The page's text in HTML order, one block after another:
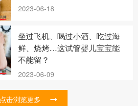
2023-06-18
坐过飞机、喝过小酒、吃过海
鲜、烧烤…这试管婴儿宝宝能
不能留？
2023-06-09
点击浏览更多